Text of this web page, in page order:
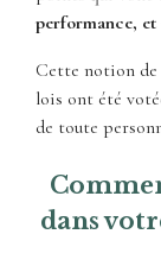
performance,
Cette notion
lois ont été
de toute
dans